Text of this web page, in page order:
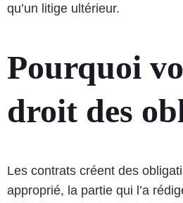
qu’un litige ultérieur.
Pourquoi
droit des
Les contrats créent des
approprié, la partie qui l’a